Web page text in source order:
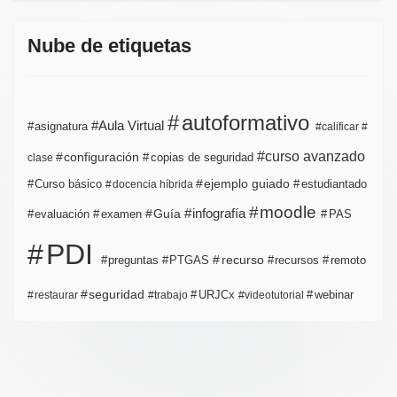
Nube de etiquetas
asignatura Aula Virtual autoformativo calificar
clase configuración copias de seguridad curso avanzado
Curso básico docencia híbrida ejemplo guiado estudiantado
evaluación examen Guía infografía moodle PAS
PDI preguntas PTGAS recurso recursos remoto
restaurar seguridad trabajo URJCx videotutorial webinar